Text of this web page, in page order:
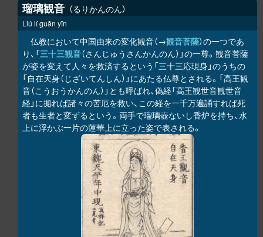
瑠璃観音 るりかんのん
Liú lí guān yīn
仏教において中国由来の変化観音（→観音菩薩）の一つであ
り、「三十三観音（さんじゅうさんかんのん）」の一尊。観音菩薩
が姿を変えて人々を救済するという「三十三応現身」のうちの
「自在天身（じざいてんしん）」にあたる仏尊とされる。「高王観
音（こうおうかんのん）」とも呼ばれ、偽経「高王観世音観世音
経」に拠れば諸々の苦厄を救い、この経を一千万遍誦すれば死
者も生者と変ずるという。両手で瑠璃壺ないし香炉を持ち、水
上に浮かぶ一片の蓮華上に立った姿で表される。